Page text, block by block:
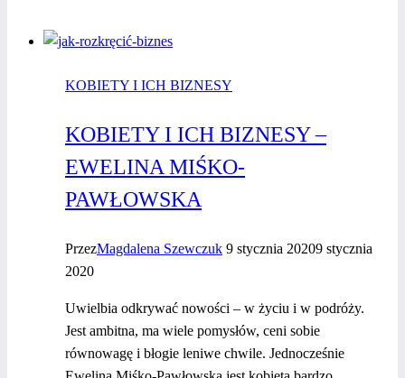
z Mocą
KOBIETY I ICH BIZNESY
KOBIETY I ICH BIZNESY –
EWELINA MIŚKO-
PAWŁOWSKA
PrzezMagdalena Szewczuk 9 stycznia 20209 stycznia
2020
Uwielbia odkrywać nowości – w życiu i w podróży.
Jest ambitna, ma wiele pomysłów, ceni sobie
równowagę i błogie leniwe chwile. Jednocześnie